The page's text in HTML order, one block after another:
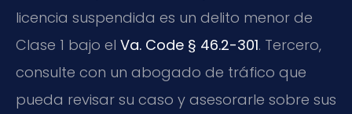
licencia suspendida es un delito menor de
Clase 1 bajo el Va. Code § 46.2-301. Tercero,
consulte con un abogado de tráfico que
pueda revisar su caso y asesorarle sobre sus